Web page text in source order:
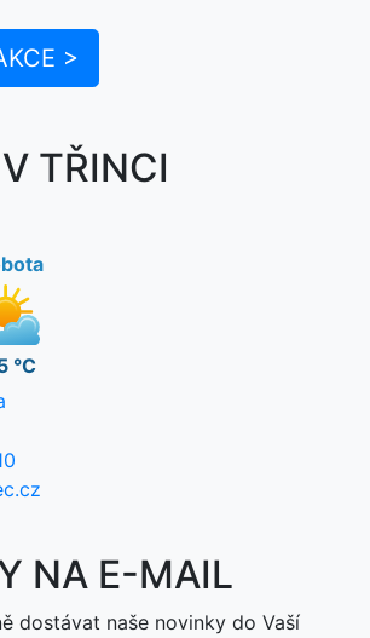
>
TŘINCI
°C
NA E-MAIL
dostávat naše novinky do Vaší